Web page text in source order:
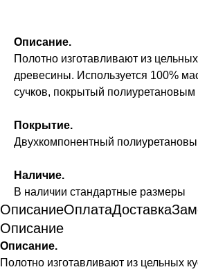
Описание.
Полотно изготавливают из цельных
древесины. Используется 100%
сучков, покрытый полиуретановым
Покрытие.
Двухкомпонентный
Наличие.
В наличии стандартные размеры
ОписаниеОплатаДоставка
Описание
Описание.
Полотно изготавливают из цельных